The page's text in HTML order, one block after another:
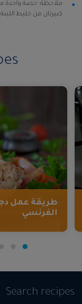
ملاحظة: حصة واحدة
كبيرتان من خليط اللبنة و30غ من الخبز الأبيض بحبوب القمح
طريقة عمل
الفرنسي
Search recipes